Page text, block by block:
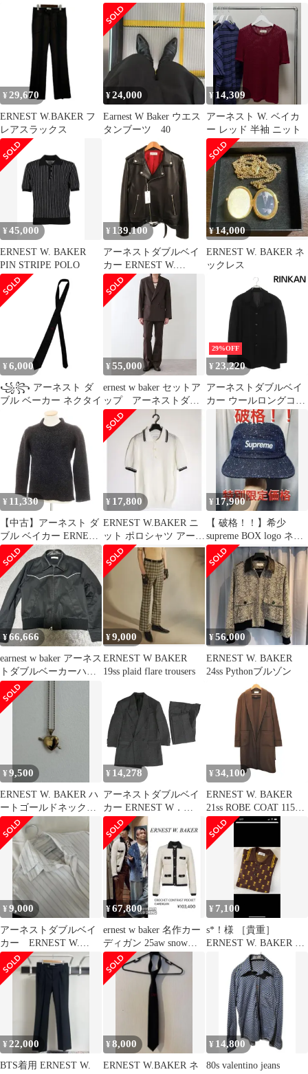
¥ 29,670
ERNEST W.BAKER フ
レアスラックス
¥24,000
Earnest W Baker ウエス
タンブーツ 40
¥14,309
アーネスト W. ベイカ
ー レッド 半袖 ニット
¥45,000
ERNEST W. BAKER
PIN STRIPE POLO
¥ 139,100
アーネストダブルベイ
カー ERNEST W.
BAKER 25AW ライダー
ス ジャケット ダブル
ラムレザー L 黒 ブラッ
¥14,000
ERNEST W. BAKER ネ
ックレス
¥ 6,000
꧁꧂ アーネスト ダ
ブル ベーカー ネクタイ
¥55,000
ernest w baker セットア
ップ アーネストダブ
ルベイカー
29%OFF
¥ 23,220
アーネストダブルベイ
カー ウールロングコー
ト メンズ 48/M
¥ 11,330
【中古】アーネスト ダ
ブル ベイカー ERNEST
W. BAKER モヘヤナイ
ロン クルーネックニッ
ト ブラック【サイズ
S/46】【メンズ】
¥ 17,800
ERNEST W.BAKER ニ
ット ポロシャツ アーネ
ストダブルベーカー
¥ 17,900
【 破格！！】希少
supreme BOX logo ネイ
ビーラメキャップ
¥66,666
earnest w baker アーネス
トダブルベーカーハリ
ントンジャケット
¥9,000
ERNEST W BAKER
19ss plaid flare trousers
¥56,000
ERNEST W. BAKER
24ss Pythonブルゾン
¥9,500
ERNEST W. BAKER ハ
ートゴールドネックレ
ス
¥ 14,278
アーネストダブルベイ
カー ERNEST W．
BAKER ウール チェッ
ク ジャケット パンツ
スーツ セットアップ グ
レー系 46【中古】
¥ 34,100
ERNEST W. BAKER
21ss ROBE COAT 1159-
343-8255 アーネストダ
ブルベーカー ローブ コ
ート ウール ジャケット
¥9,000
アーネストダブルベイ
カー ERNEST W.
BAKER 19SS シャツ
¥67,800
ernest w baker 名作カー
ディガン 25aw snow
man着用
¥ 7,100
s*！様 ［貴重］
ERNEST W. BAKER ポ
¥ 22,000
BTS着用 ERNEST W.
¥8,000
ERNEST W.BAKER ネ
¥ 14,800
80s valentino jeans